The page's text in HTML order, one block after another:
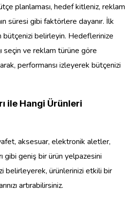
planlaması, hedef kitleniz, reklam
süresi gibi faktörlere dayanır. İlk
belirleyin. Hedeflerinize
seçin ve reklam türüne göre
performansı izleyerek bütçenizi
ile Hangi Ürünleri
aksesuar, elektronik aletler,
gibi geniş bir ürün yelpazesini
belirleyerek, ürünlerinizi etkili bir
artırabilirsiniz.